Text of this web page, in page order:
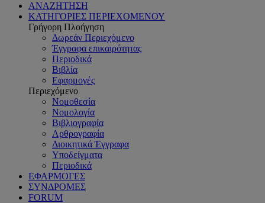
ΑΝΑΖΗΤΗΣΗ
ΚΑΤΗΓΟΡΙΕΣ ΠΕΡΙΕΧΟΜΕΝΟΥ
Γρήγορη Πλοήγηση
Δωρεάν Περιεχόμενο
Έγγραφα επικαιρότητας
Περιοδικά
Βιβλία
Εφαρμογές
Περιεχόμενο
Νομοθεσία
Νομολογία
Βιβλιογραφία
Αρθρογραφία
Διοικητικά Έγγραφα
Υποδείγματα
Περιοδικά
ΕΦΑΡΜΟΓΕΣ
ΣΥΝΔΡΟΜΕΣ
FORUM